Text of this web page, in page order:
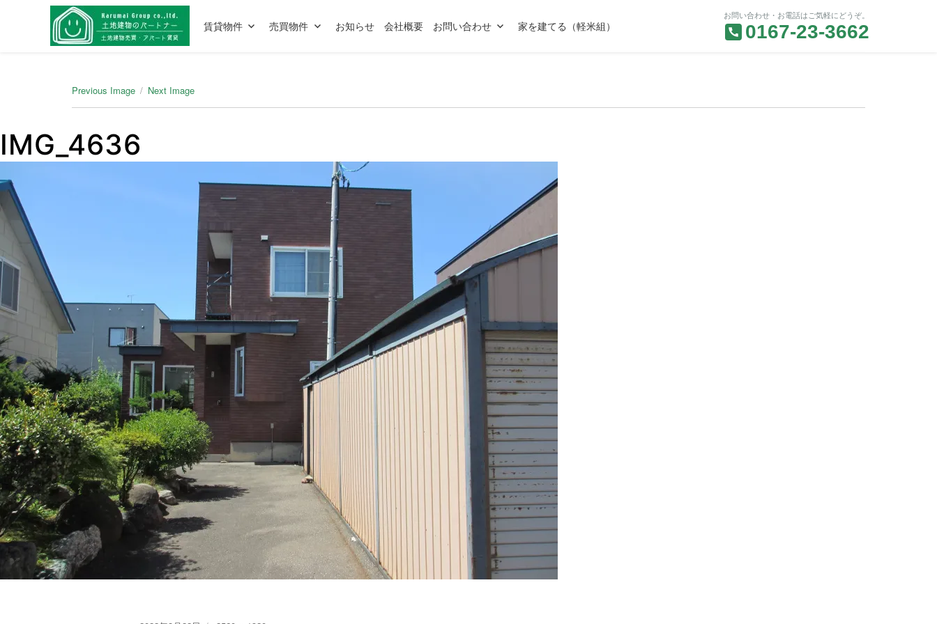
賃貸物件 売買物件 お知らせ 会社概要 お問い合わせ 家を建てる（軽米組）
お問い合わせ・お電話はご気軽にどうぞ。
0167-23-3662
Previous Image Next Image
IMG_4636